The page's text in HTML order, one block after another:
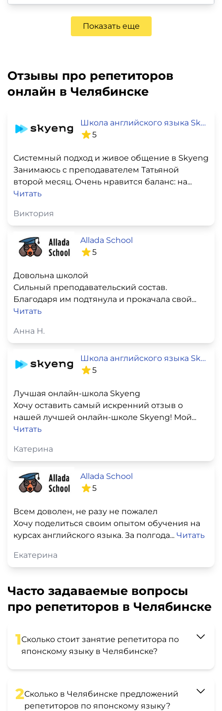
Показать еще
Отзывы про репетиторов
онлайн в Челябинске
Школа английского языка SkyEng
5
Системный подход и живое общение в Skyeng
Занимаюсь с преподавателем Татьяной
второй месяц. Очень нравится баланс: на...
Читать
Виктория
Allada School
5
Довольна школой
Сильный преподавательский состав.
Благодаря им подтянула и прокачала свой...
Читать
Анна Н.
Школа английского языка SkyEng
5
Лучшая онлайн-школа Skyeng
Хочу оставить самый искренний отзыв о
нашей лучшей онлайн-школе Skyeng! Мой...
Читать
Катерина
Allada School
5
Всем доволен, не разу не пожалел
Хочу поделиться своим опытом обучения на
курсах английского языка. За полгода... Читать
Екатерина
Часто задаваемые вопросы
про репетиторов в Челябинске
1Сколько стоит занятие репетитора по
японскому языку в Челябинске?
2Сколько в Челябинске предложений
репетиторов по японскому языку?